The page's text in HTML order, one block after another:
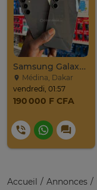
Samsung Galaxy S24 Venant 128go Ram 8go 5g
Médina, Dakar
vendredi, 01:57
190 000 F CFA
Accueil Annonces